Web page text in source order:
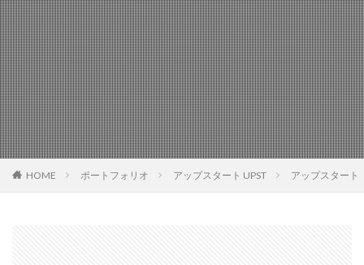
HOME ポートフォリオ アップスタート UPST アップスター